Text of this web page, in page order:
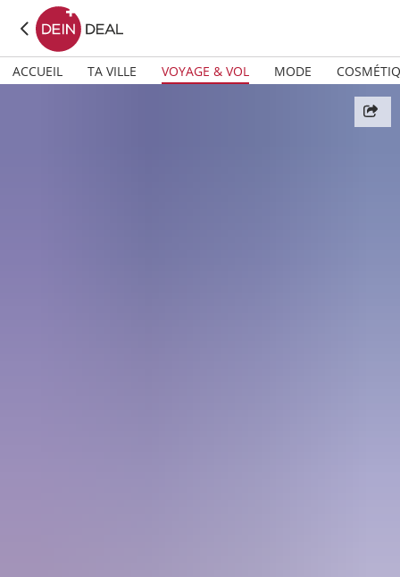
ACCUEIL TA VILLE VOYAGE & VOL MODE